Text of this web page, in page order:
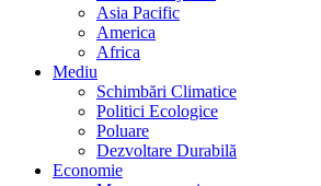
Asia Pacific
America
Africa
Mediu
Schimbări Climatice
Politici Ecologice
Poluare
Dezvoltare Durabilă
Economie